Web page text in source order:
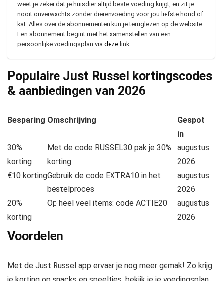
weet je zeker dat je huisdier altijd beste voeding krijgt, en zit je
nooit onverwachts zonder dierenvoeding voor jou liefste hond of
kat. Alles over de abonnementen kun je teruglezen op de website.
Een abonnement begint met het samenstellen van een
persoonlijke voedingsplan via deze link.
Populaire Just Russel kortingscodes
& aanbiedingen van 2026
Besparing Omschrijving
Gespot
in
30%
korting
Met de code RUSSEL30 pak je 30%
korting
augustus
2026
€10 kortingGebruik de code EXTRA10 in het
bestelproces
augustus
2026
20%
korting
Op heel veel items: code ACTIE20
augustus
2026
Voordelen
Met de Just Russel app ervaar je nog meer gemak! Zo krijg